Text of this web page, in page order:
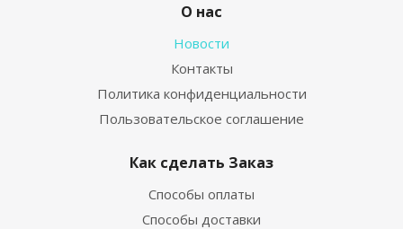
О нас
Новости
Контакты
Политика конфиденциальности
Пользовательское соглашение
Как сделать Заказ
Способы оплаты
Способы доставки